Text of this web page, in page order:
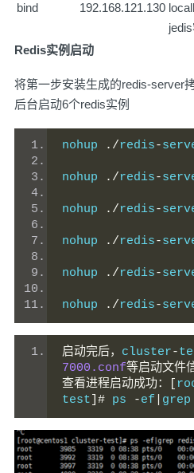
bind 192.168.121.130
Redis实例启动
将第一步安装生成的redis-server
后台启动6个redis实例
nohup ./redis-
nohup ./redis-
nohup ./redis-
nohup ./redis-
nohup ./redis-
nohup ./redis-
启动完后， cluster-
7000.conf等启动文件
查看进程启动成功：[
test ]# ps -ef